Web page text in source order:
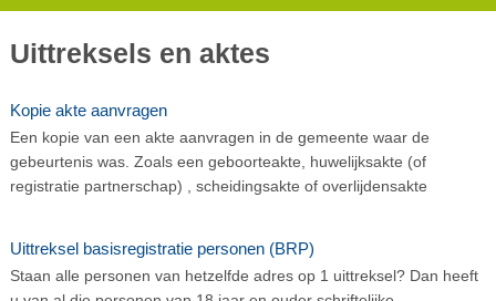
Uittreksels en aktes
Kopie akte aanvragen
Een kopie van een akte aanvragen in de gemeente waar de
gebeurtenis was. Zoals een geboorteakte, huwelijksakte (of
registratie partnerschap) , scheidingsakte of overlijdensakte
Uittreksel basisregistratie personen (BRP)
Staan alle personen van hetzelfde adres op 1 uittreksel? Dan heeft